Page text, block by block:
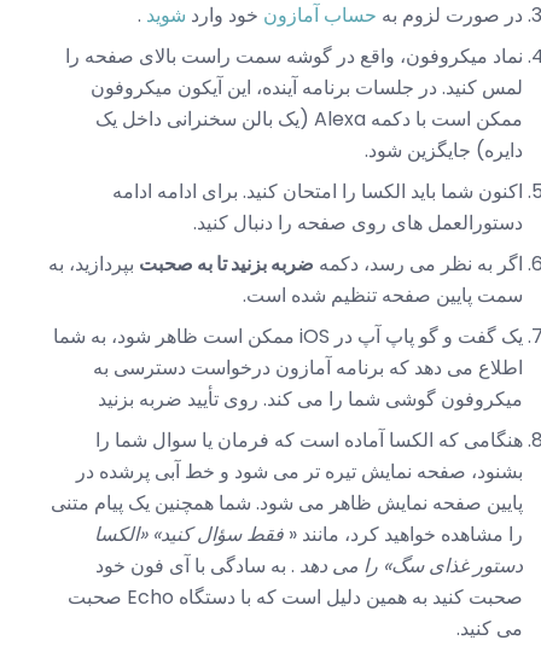
در صورت لزوم به حساب آمازون خود وارد شوید .
نماد میکروفون، واقع در گوشه سمت راست بالای صفحه را
لمس کنید. در جلسات برنامه آینده، این آیکون میکروفون
ممکن است با دکمه Alexa (یک بالن سخنرانی داخل یک
دایره) جایگزین شود.
اکنون شما باید الکسا را ​​امتحان کنید. برای ادامه ادامه
دستورالعمل های روی صفحه را دنبال کنید.
اگر به نظر می رسد، دکمه ضربه بزنید تا به صحبت بپردازید، به
سمت پایین صفحه تنظیم شده است.
یک گفت و گو پاپ آپ در iOS ممکن است ظاهر شود، به شما
اطلاع می دهد که برنامه آمازون درخواست دسترسی به
میکروفون گوشی شما را می کند. روی تأیید ضربه بزنید
هنگامی که الکسا آماده است که فرمان یا سوال شما را
بشنود، صفحه نمایش تیره تر می شود و خط آبی پرشده در
پایین صفحه نمایش ظاهر می شود. شما همچنین یک پیام متنی
را مشاهده خواهید کرد، مانند « فقط سؤال کنید» «الکسا
دستور غذای سگ» را می دهد . به سادگی با آی فون خود
صحبت کنید به همین دلیل است که با دستگاه Echo صحبت
می کنید.